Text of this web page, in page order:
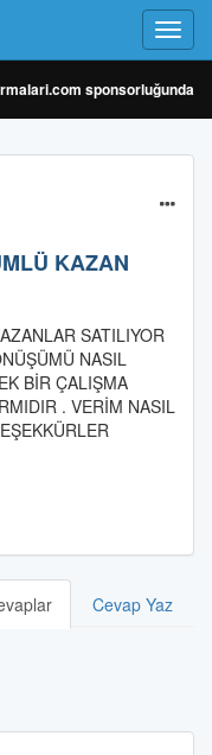
sponsorluğunda
KAZAN
SATILIYOR
NASIL
BİR ÇALIŞMA
. VERİM NASIL
Cevap Yaz